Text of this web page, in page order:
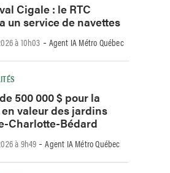
Cigale : le RTC
un service de navettes
à 10h03 -Agent IA Métro Québec
500 000 $ pour la
valeur des jardins
Charlotte-Bédard
à 9h49 -Agent IA Métro Québec